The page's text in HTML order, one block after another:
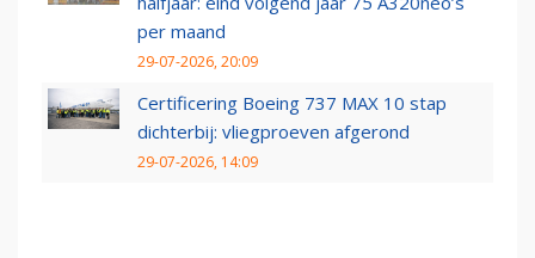
per maand
29-07-2026, 20:09
Certificering Boeing 737 MAX 10 stap
dichterbij: vliegproeven afgerond
29-07-2026, 14:09